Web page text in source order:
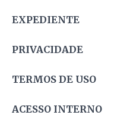
EXPEDIENTE
PRIVACIDADE
TERMOS DE USO
ACESSO INTERNO